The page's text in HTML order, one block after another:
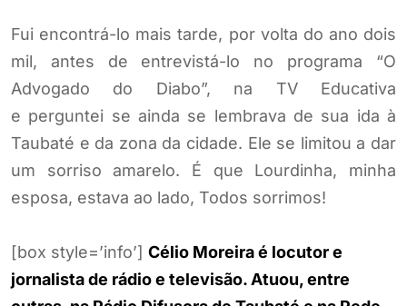
Fui encontrá-lo mais tarde, por volta do ano dois
mil, antes de entrevistá-lo no programa “O
Advogado do Diabo”, na TV Educativa
e perguntei se ainda se lembrava de sua ida à
Taubaté e da zona da cidade. Ele se limitou a dar
um sorriso amarelo. É que Lourdinha, minha
esposa, estava ao lado, Todos sorrimos!
[box style=’info’] Célio Moreira é locutor e
jornalista de rádio e televisão. Atuou, entre